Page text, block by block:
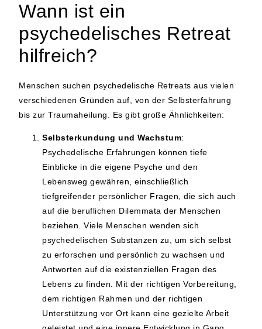
Wann ist ein
psychedelisches Retreat
hilfreich?
Menschen suchen psychedelische Retreats aus vielen
verschiedenen Gründen auf, von der Selbsterfahrung
bis zur Traumaheilung. Es gibt große Ähnlichkeiten:
Selbsterkundung und Wachstum:
Psychedelische Erfahrungen können tiefe
Einblicke in die eigene Psyche und den
Lebensweg gewähren, einschließlich
tiefgreifender persönlicher Fragen, die sich auch
auf die beruflichen Dilemmata der Menschen
beziehen. Viele Menschen wenden sich
psychedelischen Substanzen zu, um sich selbst
zu erforschen und persönlich zu wachsen und
Antworten auf die existenziellen Fragen des
Lebens zu finden. Mit der richtigen Vorbereitung,
dem richtigen Rahmen und der richtigen
Unterstützung vor Ort kann eine gezielte Arbeit